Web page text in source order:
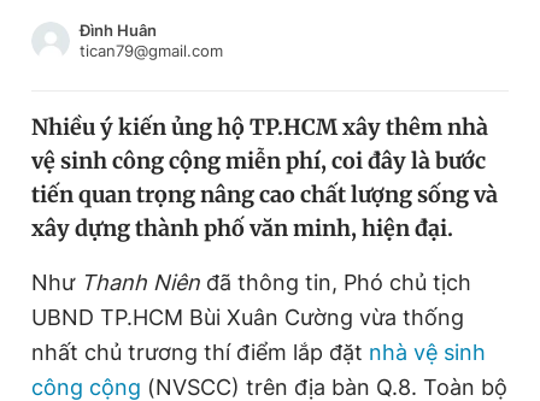
Chuyên mục khác
Tin thị trường Tin 360
Video Magazine
Sản phẩm khác
Tiện ích Bạn cần biết
Tin đã xem
Đăng xuất
Đình Huân
tican79@gmail.com
Nhiều ý kiến ủng hộ TP.HCM xây thêm nhà
vệ sinh công cộng miễn phí, coi đây là bước
tiến quan trọng nâng cao chất lượng sống và
xây dựng thành phố văn minh, hiện đại.
Như Thanh Niên đã thông tin, Phó chủ tịch
UBND TP.HCM Bùi Xuân Cường vừa thống
nhất chủ trương thí điểm lắp đặt nhà vệ sinh
công cộng (NVSCC) trên địa bàn Q.8. Toàn bộ